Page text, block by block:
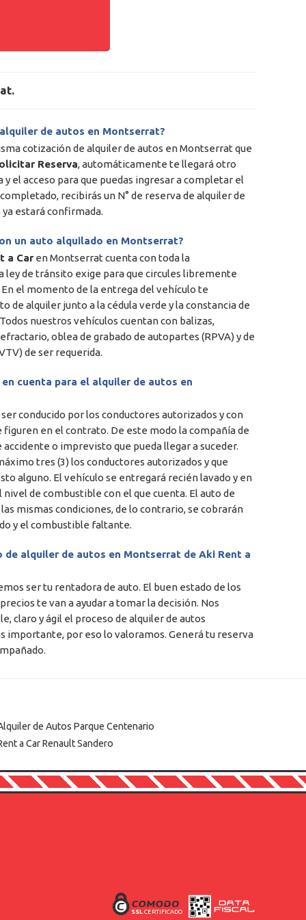
.
de autos en Montserrat?
cotización de alquiler de autos en Montserrat que
Reserva, automáticamente te llegará otro
el acceso para que puedas ingresar a completar el
recibirás un N° de reserva de alquiler de
estará confirmada.
un auto alquilado en Montserrat?
a Car en Montserrat cuenta con toda la
ley de tránsito exige para que circules libremente
el momento de la entrega del vehículo te
de alquiler junto a la cédula verde y la constancia de
nuestros vehículos cuentan con balizas,
oblea de grabado de autopartes (RPVA) y de
de ser requerida.
cuenta para el alquiler de autos en
conducido por los conductores autorizados y con
figuren en el contrato. De este modo la compañía de
o imprevisto que pueda llegar a suceder.
tres (3) los conductores autorizados y que
alguno. El vehículo se entregará recién lavado y en
de combustible con el que cuenta. El auto de
mismas condiciones, de lo contrario, se cobrarán
y el combustible faltante.
alquiler de autos en Montserrat de Aki Rent a
ser tu rentadora de auto. El buen estado de los
te van a ayudar a tomar la decisión. Nos
claro y ágil el proceso de alquiler de autos
importante, por eso lo valoramos. Generá tu reserva
de Autos Parque Centenario
a Car Renault Sandero
SSLCERTIFICADO